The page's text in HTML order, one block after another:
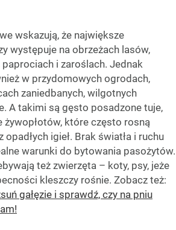
wskazują, że największe
występuje na obrzeżach lasów,
i zaroślach. Jednak
w przydomowych ogrodach,
zaniedbanych, wilgotnych
A takimi są gęsto posadzone tuje,
które często rosną
opadłych igieł. Brak światła i ruchu
warunki do bytowania pasożytów.
też zwierzęta – koty, psy, jeże
kleszczy rośnie. Zobacz też:
gałęzie i sprawdź, czy na pniu